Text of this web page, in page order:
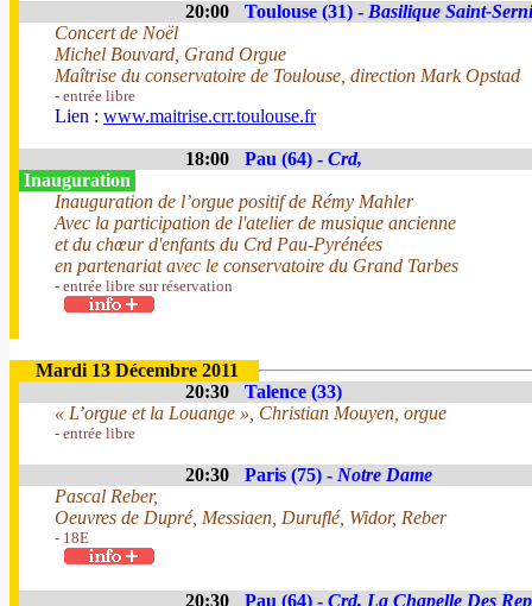
20:00 Toulouse (31) - Basilique Saint-
Concert de Noël
Michel Bouvard, Grand Orgue
Maîtrise du conservatoire de Toulouse, direction Mark Opstad
- entrée libre
Lien : www.maitrise.crr.toulouse.fr
18:00 Pau (64) - Crd,
Inauguration
Inauguration de l’orgue positif de Rémy Mahler
Avec la participation de l'atelier de musique ancienne
et du chœur d'enfants du Crd Pau-Pyrénées
en partenariat avec le conservatoire du Grand Tarbes
- entrée libre sur réservation
Mardi 13 Décembre 2011
20:30
Talence (33)
« L’orgue et la Louange », Christian Mouyen, orgue
- entrée libre
20:30 Paris (75) - Notre Dame
Pascal Reber,
Oeuvres de Dupré, Messiaen, Duruflé, Widor, Reber
- 18E
20:30 Pau (64) - Crd, La Chapelle Des